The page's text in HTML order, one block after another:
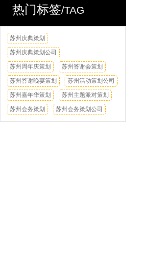
热门标签/TAG
苏州庆典策划
苏州庆典策划公司
苏州周年庆策划 苏州答谢会策划
苏州答谢晚宴策划 苏州活动策划公司
苏州嘉年华策划 苏州主题派对策划
苏州会务策划 苏州会务策划公司